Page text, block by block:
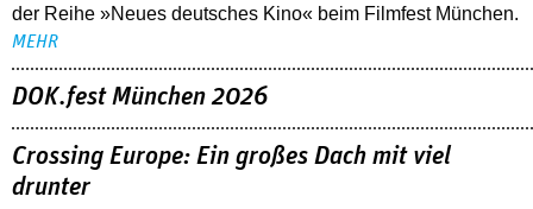
der Reihe »Neues deutsches Kino« beim Filmfest München.
MEHR
DOK.fest München 2026
Crossing Europe: Ein großes Dach mit viel
drunter